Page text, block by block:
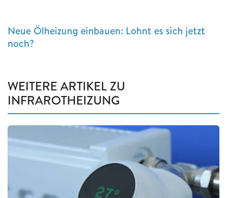
Neue Ölheizung einbauen: Lohnt es sich jetzt
noch?
WEITERE ARTIKEL ZU
INFRAROTHEIZUNG